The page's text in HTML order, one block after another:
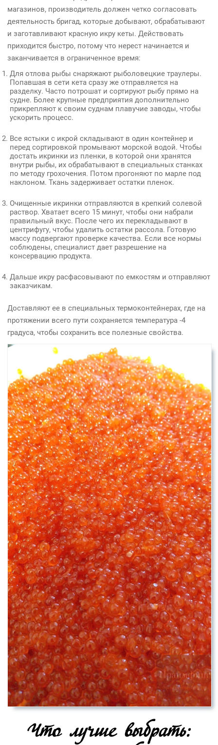
магазинов, производитель должен четко согласовать
деятельность бригад, которые добывают, обрабатывают
и заготавливают красную икру кеты. Действовать
приходится быстро, потому что нерест начинается и
заканчивается в ограниченное время:
Для отлова рыбы снаряжают рыболовецкие траулеры.
Попавшая в сети кета сразу же отправляется на
разделку. Часто потрошат и сортируют рыбу прямо на
судне. Более крупные предприятия дополнительно
прикрепляют к своим суднам плавучие заводы, чтобы
ускорить процесс.
Все ястыки с икрой складывают в один контейнер и
перед сортировкой промывают морской водой. Чтобы
достать икринки из пленки, в которой они хранятся
внутри рыбы, их обрабатывают в специальных станках
по методу грохочения. Потом прогоняют по марле под
наклоном. Ткань задерживает остатки пленок.
Очищенные икринки отправляются в крепкий солевой
раствор. Хватает всего 15 минут, чтобы они набрали
правильный вкус. После чего их перекладывают в
центрифугу, чтобы удалить остатки рассола. Готовую
массу подвергают проверке качества. Если все нормы
соблюдены, специалист дает разрешение на
консервацию продукта.
Дальше икру расфасовывают по емкостям и отправляют
заказчикам.
Доставляют ее в специальных термоконтейнерах, где на
протяжении всего пути сохраняется температура -4
градуса, чтобы сохранить все полезные свойства.
Что лучше выбрать: